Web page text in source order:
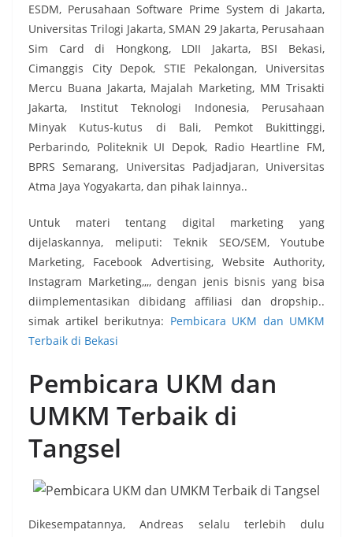
ESDM, Perusahaan Software Prime System di Jakarta,
Universitas Trilogi Jakarta, SMAN 29 Jakarta, Perusahaan
Sim Card di Hongkong, LDII Jakarta, BSI Bekasi,
Cimanggis City Depok, STIE Pekalongan, Universitas
Mercu Buana Jakarta, Majalah Marketing, MM Trisakti
Jakarta, Institut Teknologi Indonesia, Perusahaan
Minyak Kutus-kutus di Bali, Pemkot Bukittinggi,
Perbarindo, Politeknik UI Depok, Radio Heartline FM,
BPRS Semarang, Universitas Padjadjaran, Universitas
Atma Jaya Yogyakarta, dan pihak lainnya..
Untuk materi tentang digital marketing yang
dijelaskannya, meliputi: Teknik SEO/SEM, Youtube
Marketing, Facebook Advertising, Website Authority,
Instagram Marketing,,,, dengan jenis bisnis yang bisa
diimplementasikan dibidang affiliasi dan dropship..
simak artikel berikutnya: Pembicara UKM dan UMKM
Terbaik di Bekasi
Pembicara UKM dan
UMKM Terbaik di
Tangsel
Dikesempatannya, Andreas selalu terlebih dulu